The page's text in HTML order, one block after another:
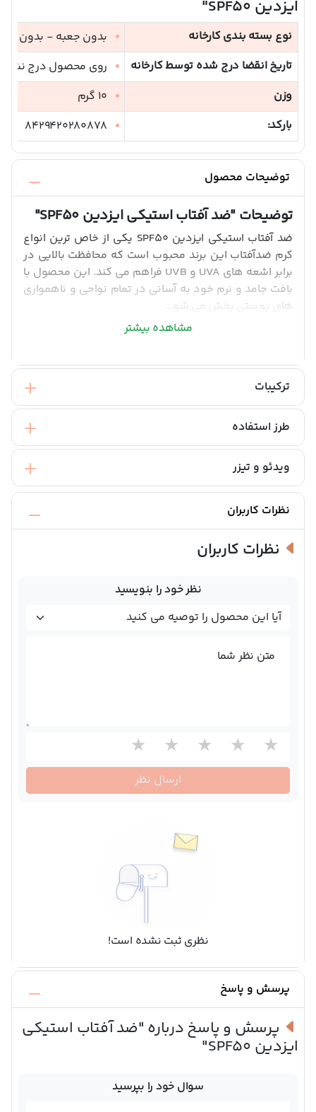
ایزدین SPF50"
نوع بسته بندی کارخانه
بدون جعبه - بدون
تاریخ انقضا درج شده توسط کارخانه
روی محصول درج
وزن
10 گرم
بارکد:
8429420280878
توضیحات محصول
توضیحات"ضد آفتاب استیکی ایزدین SPF50"
ضد آفتاب استیکی ایزدین SPF50 یکی از خاص ترین انواع
کرم ضدآفتاب این برند محبوب است که محافظت بالایی در
برابر اشعه های UVA و UVB فراهم می کند. این محصول با
بافت جامد و نرم خود به آسانی در تمام نواحی و ناهمواری
های پوستی پخش می شو...
مشاهده بیشتر
ترکیبات
طرز استفاده
ویدئو و تیزر
نظرات کاربران
نظرات کاربران
نظر خود را بنویسید
متن نظر شما
ارسال نظر
نظری ثبت نشده است!
پرسش و پاسخ
پرسش و پاسخ درباره "ضد آفتاب استیکی
ایزدین SPF50"
سوال خود را بپرسید